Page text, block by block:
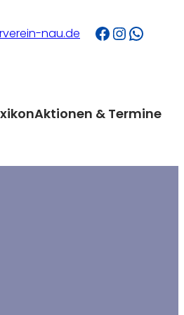
nau.de Facebook InstagramWhatsApp
Aktionen & Termine